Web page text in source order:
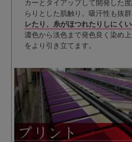
カーとタイアップして開発した
らりとした肌触り。吸汗性も抜群
レたり、糸がほつれたりしにくい
濃色から淡色まで発色良く染め
をより引き立てます。